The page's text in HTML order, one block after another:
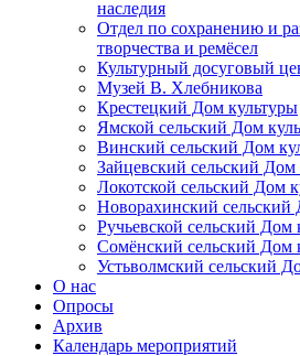
наследия
Отдел по сохранению и
творчества и ремёсел
Культурный досуговый
Музей В. Хлебникова
Крестецкий Дом культуры
Ямской сельский Дом
Винский сельский Дом
Зайцевский сельский Дом
Локотской сельский Дом
Новорахинский сельский
Ручьевской сельский Дом
Сомёнский сельский Дом
Устьволмский сельский
О нас
Опросы
Архив
Календарь мероприятий